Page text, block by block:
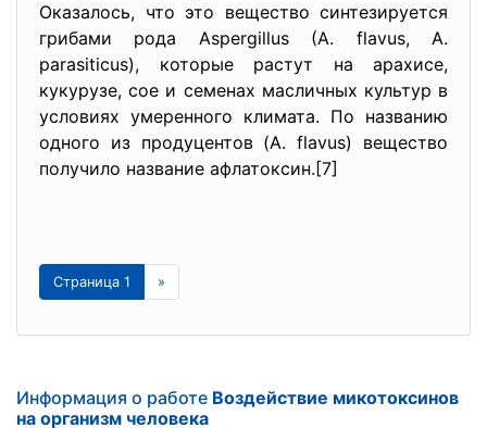
Оказалось, что это вещество синтезируется
грибами рода Aspergillus (A. flavus, A.
parasiticus), которые растут на арахисе,
кукурузе, сое и семенах масличных культур в
условиях умеренного климата. По названию
одного из продуцентов (A. flavus) вещество
получило название афлатоксин.[7]
Страница 1 »
Информация о работе Воздействие микотоксинов
на организм человека